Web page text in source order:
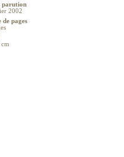
parution
2002
de pages